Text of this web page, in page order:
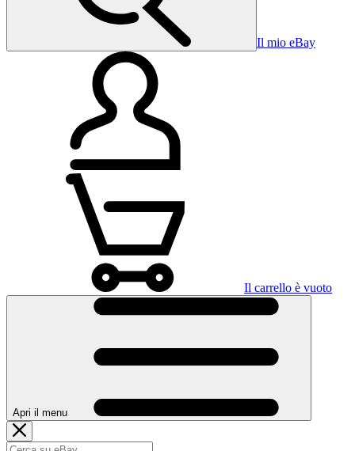
Il mio eBay
Il carrello è vuoto
Apri il menu